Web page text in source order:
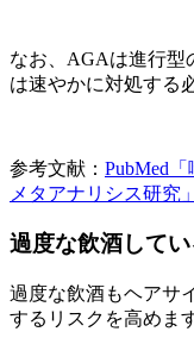
なお、AGAは進行型
は速やかに対処する
参考文献： PubMed
メタアナリシス研究
過度な飲酒してい
過度な飲酒もヘアサ
するリスクを高めま